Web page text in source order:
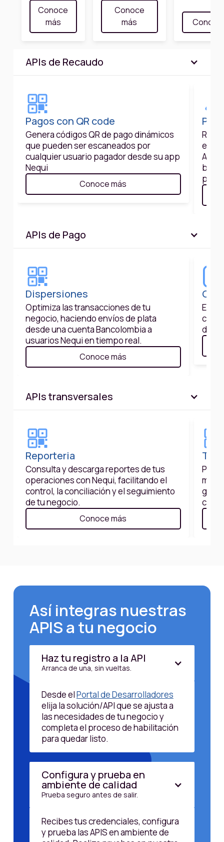
Conoce
más
Conoce
más
Conoce
APIs de Recaudo
Pagos con QR code
Genera códigos QR de pago dinámicos
que pueden ser escaneados por
cualquier usuario pagador desde su app
Nequi
Conoce más
API
base
APIs de Pago
Dispersiones
Optimiza las transacciones de tu
negocio, haciendo envíos de plata
desde una cuenta Bancolombia a
usuarios Nequi en tiempo real.
Conoce más
de
APIs transversales
Reporteria
Consulta y descarga reportes de tus
operaciones con Nequi, facilitando el
control, la conciliación y el seguimiento
de tu negocio.
Conoce más
Así integras nuestras
APIS a tu negocio
Haz tu registro a la API
Arranca de una, sin vueltas.
Desde elPortal de Desarrolladores
elija la solución/API que se ajusta a
las necesidades de tu negocio y
completa el proceso de habilitación
para quedar listo.
Configura y prueba en
ambiente de calidad
Prueba seguro antes de salir.
Recibes tus credenciales, configura
y prueba las APIS en ambiente de